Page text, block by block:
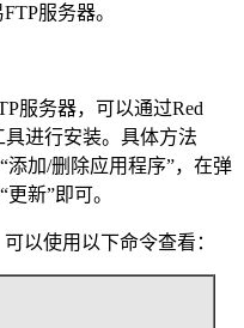
服务器。
服务器，可以通过Red
具进行安装。具体方法
加/删除应用程序”，在弹
新”即可。
以使用以下命令查看：